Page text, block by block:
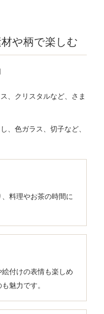
や柄で楽しむ
、クリスタルなど、さま
、色ガラス、切子など、
料理やお茶の時間に
付けの表情も楽しめ
魅力です。